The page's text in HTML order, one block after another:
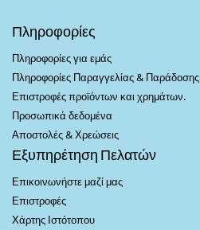
Πληροφορίες
Πληροφορίες για εμάς
Πληροφορίες Παραγγελίας & Παράδοσης
Επιστροφές προϊόντων και χρημάτων.
Προσωπικά δεδομένα
Αποστολές & Χρεώσεις
Εξυπηρέτηση Πελατών
Επικοινωνήστε μαζί μας
Επιστροφές
Χάρτης Ιστότοπου